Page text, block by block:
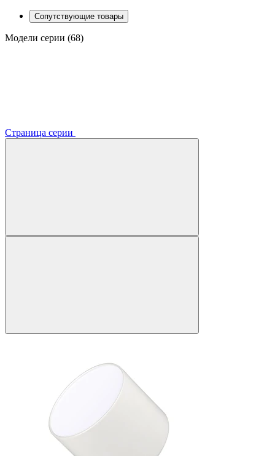
Сопутствующие товары
Модели серии (68)
Страница серии